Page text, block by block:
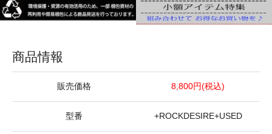
商品情報
販売価格 8,800円(税込)
型番 +ROCKDESIRE+USED